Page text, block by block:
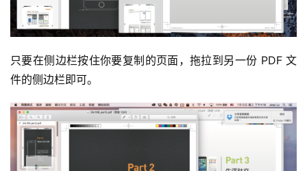
只要在侧边栏按住你要复制的页面，拖拉到另一份 PDF 文
件的侧边栏即可。